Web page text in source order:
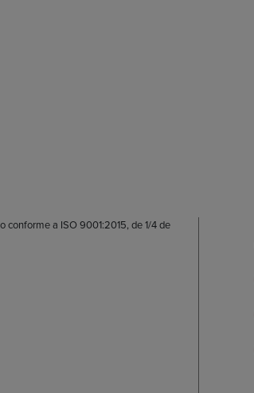
a ISO 9001:2015, de 1/4 de